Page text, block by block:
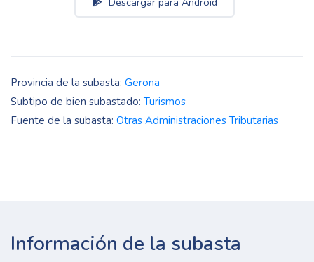
Provincia de la subasta: Gerona
Subtipo de bien subastado: Turismos
Fuente de la subasta: Otras Administraciones Tributarias
Información de la subasta